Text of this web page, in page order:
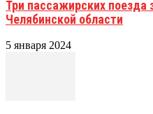
Три пассажирских
Челябинской области
5 января 2024